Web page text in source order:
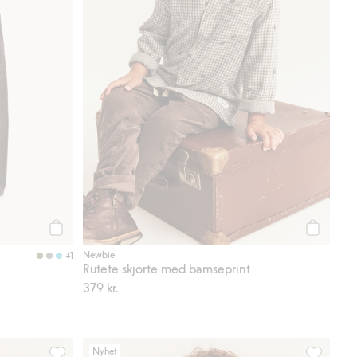
Legg til
+1 Newbie
Rutete skjorte med bamseprint
379 kr.
Nyhet